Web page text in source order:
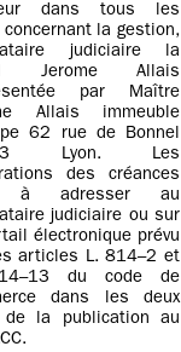
dans tous les
la gestion,
judiciaire la
Jerome Allais
par Maître
Allais immeuble
62 rue de Bonnel
Lyon. Les
des créances
à adresser au
judiciaire ou sur
électronique prévu
articles L. 814–2 et
du code de
dans les deux
de la publication au